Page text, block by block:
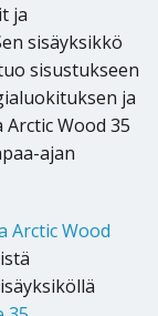
ja
sisäyksikkö
sisustukseen
ja
Wood 35
ajan
Arctic Wood